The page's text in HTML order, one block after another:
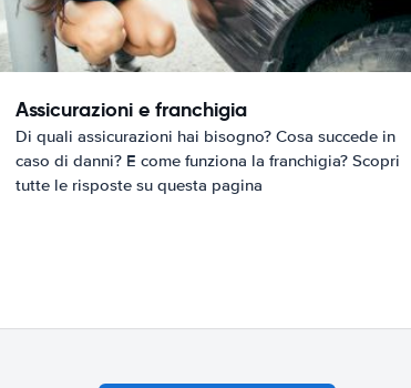
Assicurazioni e franchigia
Di quali assicurazioni hai bisogno? Cosa succede in
caso di danni? E come funziona la franchigia? Scopri
tutte le risposte su questa pagina